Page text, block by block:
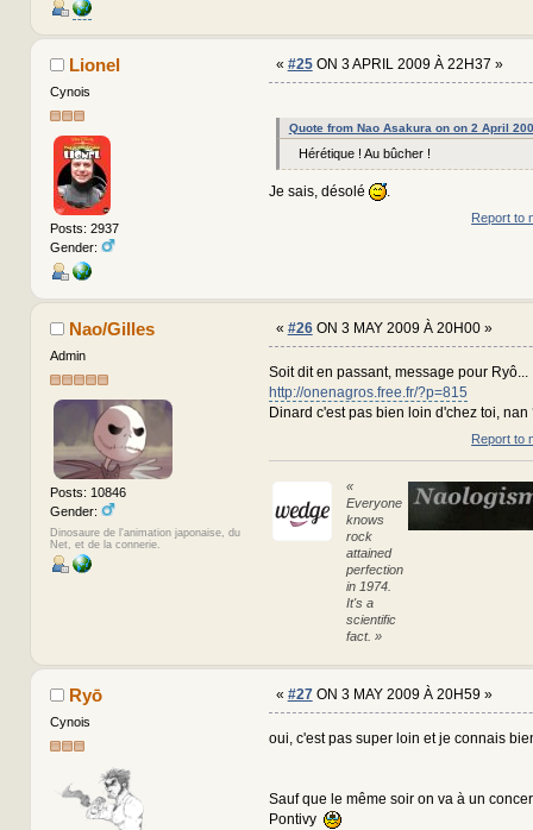
Lionel
Cynois
Posts: 2937
Gender:
« #25ON 3 APRIL 2009 À 22H37 »
Quote from Nao Asakura on on 2 April
Hérétique ! Au bûcher !
Je sais, désolé .
Report to
Nao/Gilles
Admin
Posts: 10846
Gender:
Dinosaure de l'animation japonaise, du
Net, et de la connerie.
« #26ON 3 MAY 2009 À 20H00 »
Soit dit en passant, message pour Ryô...
http://onenagros.free.fr/?p=815
Dinard c'est pas bien loin d'chez toi,
Report to
«
Everyone
knows
rock
attained
perfection
in 1974.
It's a
scientific
fact. »
Ryō
Cynois
« #27ON 3 MAY 2009 À 20H59 »
oui, c'est pas super loin et je connais
Sauf que le même soir on va à un
Pontivy